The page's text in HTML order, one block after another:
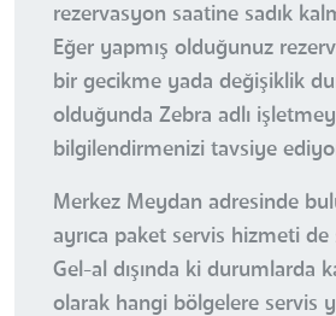
rezervasyon saatine sadık
Eğer yapmış olduğunuz
bir gecikme yada değişiklik
olduğunda Zebra adlı
bilgilendirmenizi tavsiye
Merkez Meydan adresinde
ayrıca paket servis hizmeti de
Gel-al dışında ki durumlarda
olarak hangi bölgelere servis